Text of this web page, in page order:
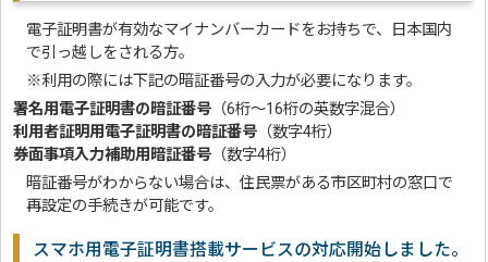
電子証明書が有効なマイナンバーカードをお持ちで、日本国内
で引っ越しをされる方。
※利用の際には下記の暗証番号の入力が必要になります。
署名用電子証明書の暗証番号 （6桁～16桁の英数字混合）
利用者証明用電子証明書の暗証番号 （数字4桁）
券面事項入力補助用暗証番号 （数字4桁）
暗証番号がわからない場合は、住民票がある市区町村の窓口で
再設定の手続きが可能です。
スマホ用電子証明書搭載サービスの対応開始しました。